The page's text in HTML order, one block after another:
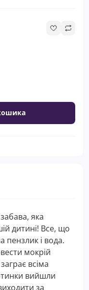
яка
дитині! Все, що
пензлик і вода.
мокрій
всіма
вийшли
за